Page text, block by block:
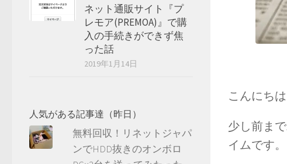
こんにちは
少し前ま
イムです。
ネット通販サイト『プ
レモア(PREMOA)』で購
入の手続きができず焦
った話
2019年1月14日
人気がある記事達（昨日）
無料回収！リネットジャパ
ンでHDD抜きのオンボロ